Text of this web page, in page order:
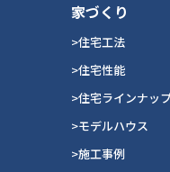
家づくり
>住宅工法
>住宅性能
>住宅ラインナッ
>モデルハウス
>施工事例